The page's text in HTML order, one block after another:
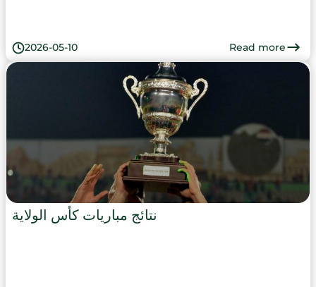
2026-05-10 Read more
نتائج مباريات كأس الولاية